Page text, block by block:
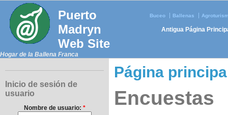
Puerto
Madryn
Web Site
Hogar de la Ballena Franca
Buceo Ballenas
Antigua Página
Inicio de sesión de
usuario
Nombre de usuario: *
Página
Encuestas